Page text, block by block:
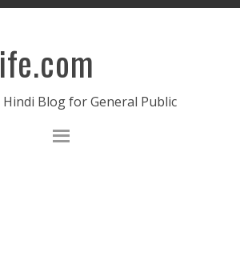
Blog for General Public